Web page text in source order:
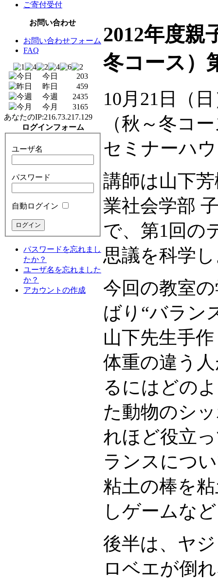
ご寄付受付
お問い合わせ
お問い合わせフォーム
FAQ
今日
203
昨日
459
今週
2435
今月
3165
あなたのIP:216.73.217.129
ログインフォーム
ユーザ名
パスワード
自動ログイン
パスワードを忘れまし
たか？
ユーザ名を忘れました
か？
アカウントの作成
2012年度親
冬コース）
10月21日（
（秋～冬コ
セミナーハ
講師は山下
業社会学部
で、第1回の
思議を科学
今回の教室
ばり“バラン
山下先生手
体重の違う
るにはどの
た動物のシ
れほど役立
ランスにつ
粘土の棒を
しゲームな
後半は、ヤ
ロベエが倒